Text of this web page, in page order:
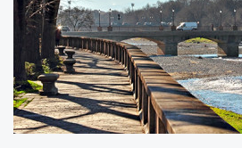
Intervista a Vera Priori.